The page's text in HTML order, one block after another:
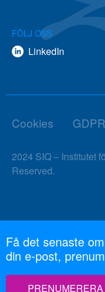
FÖLJ OSS
LinkedIn
Cookies GDPR
2024 SIQ – Institutet
Reserved.
Få det senaste
din e-post,
PRENUMERERA